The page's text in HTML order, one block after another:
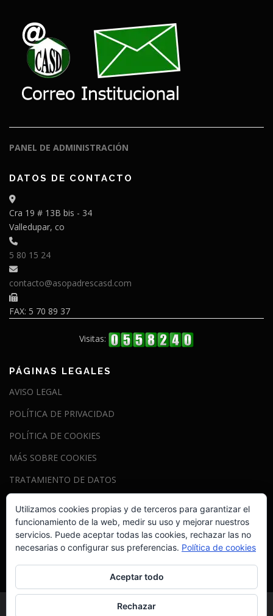
PANEL DE ADMINISTRACIÓN
DATOS DE CONTACTO
Cra 19 # 13B bis - 34
Valledupar, co
5 80 15 24
contacto@asopadrescasd.com
FAX: 5 70 89 37
Visitas:
PÁGINAS LEGALES
AVISO LEGAL
POLÍTICA DE PRIVACIDAD
POLÍTICA DE COOKIES
MÁS SOBRE COOKIES
TRATAMIENTO DE DATOS
Esta web está bajo unalicencia de Creative Commons
Reconocimiento 2.0 Genérica.
Utilizamos cookies propias y de terceros para garantizar el
funcionamiento de la web, medir su uso y mejorar nuestros
servicios. Puede aceptar todas las cookies, rechazar las no
necesarias o configurar sus preferencias. Política de cookies
Aceptar todo
Rechazar